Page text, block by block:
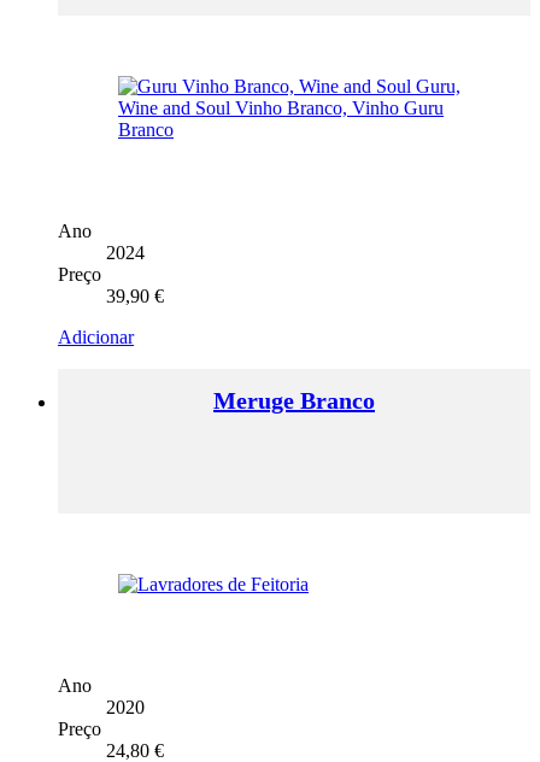
Ano
2024
Preço
39,90 €
Adicionar
Meruge Branco
Ano
2020
Preço
24,80 €